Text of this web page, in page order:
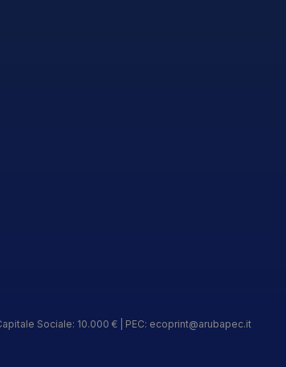
Sociale: 10.000 € | PEC: ecoprint@arubapec.it